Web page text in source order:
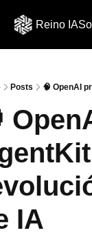
Reino IA
Posts 🧠 OpenAI
IA